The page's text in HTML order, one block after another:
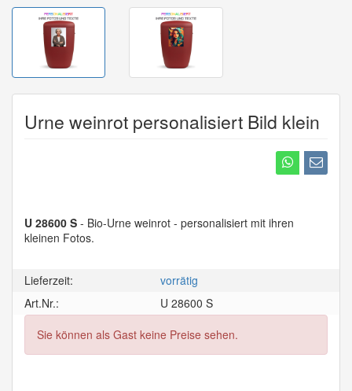
Urne weinrot personalisiert Bild klein
U 28600 S - Bio-Urne weinrot - personalisiert mit ihren
kleinen Fotos.
Lieferzeit:
vorrätig
Art.Nr.:
U 28600 S
Sie können als Gast keine Preise sehen.